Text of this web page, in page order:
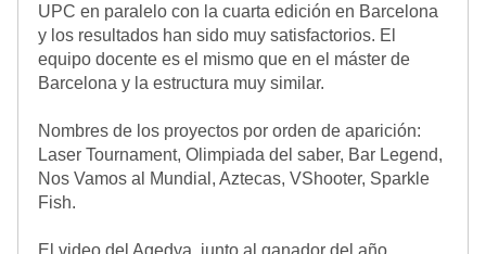
UPC en paralelo con la cuarta edición en Barcelona
y los resultados han sido muy satisfactorios. El
equipo docente es el mismo que en el máster de
Barcelona y la estructura muy similar.
Nombres de los proyectos por orden de aparición:
Laser Tournament, Olimpiada del saber, Bar Legend,
Nos Vamos al Mundial, Aztecas, VShooter, Sparkle
Fish.
El video del Agedya, junto al ganador del año